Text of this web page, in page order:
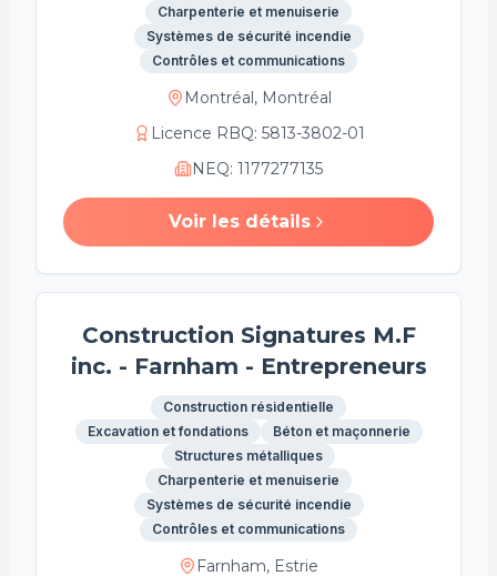
Charpenterie et menuiserie
Systèmes de sécurité incendie
Contrôles et communications
Montréal, Montréal
Licence RBQ: 5813-3802-01
NEQ: 1177277135
Voir les détails
Construction Signatures M.F
inc. - Farnham - Entrepreneurs
Construction résidentielle
Excavation et fondations
Béton et maçonnerie
Structures métalliques
Charpenterie et menuiserie
Systèmes de sécurité incendie
Contrôles et communications
Farnham, Estrie